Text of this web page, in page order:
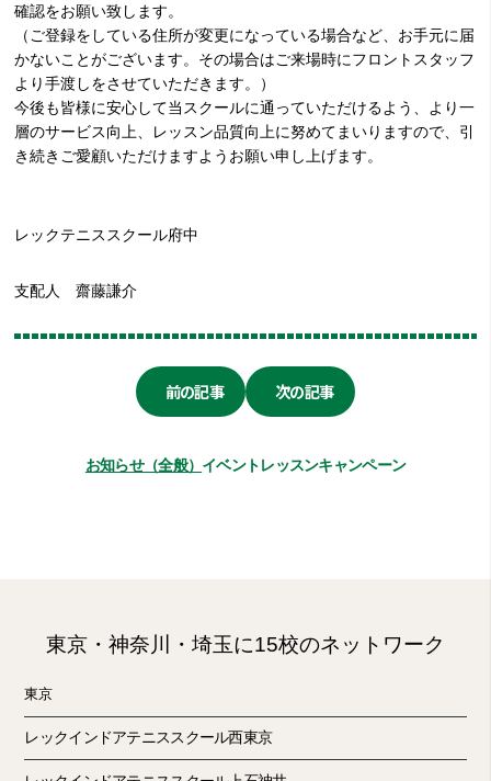
確認をお願い致します。
（ご登録をしている住所が変更になっている場合など、お手元に届
かないことがございます。その場合はご来場時にフロントスタッフ
より手渡しをさせていただきます。）
今後も皆様に安心して当スクールに通っていただけるよう、より一
層のサービス向上、レッスン品質向上に努めてまいりますので、引
き続きご愛顧いただけますようお願い申し上げます。
レックテニススクール府中
支配人 齋藤謙介
前の記事 次の記事
お知らせ（全般） イベントレッスンキャンペーン
東京・神奈川・埼玉に15校のネットワーク
東京
レックインドアテニススクール西東京